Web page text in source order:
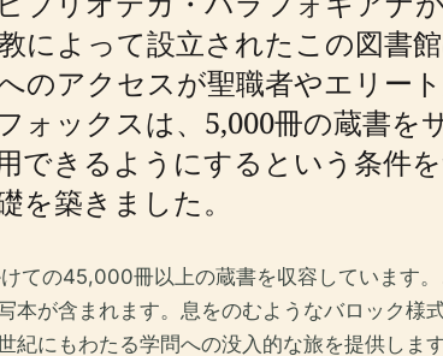
によって設立されたこの図書
のアクセスが聖職者やエリー
ォックスは、5,000冊の蔵書を
できるようにするという条件
築きました。
ての45,000冊以上の蔵書を収容しています
本が含まれます。息をのむようなバロック
にもわたる学問への没入的な旅を提供しま